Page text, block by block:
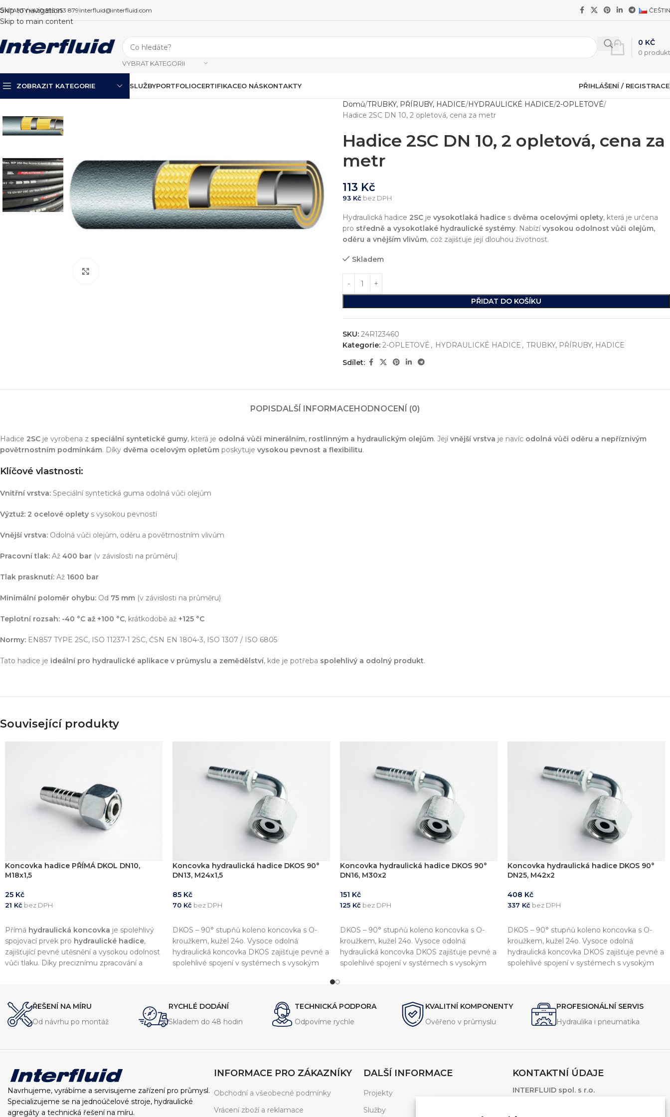
Skip to navigation
Skip to main content
+420 595 953 879 interfluid@interfluid.com
VYBRAT KATEGORII
0
0 KČ
ZOBRAZIT KATEGORIE SLUŽBY
Specializujeme se na konstrukci zakázkových zařízení, která nejsou sériově vyráběna nikde na světě.
Technická dokumentace
Simulace chování zařízení
20+ let zkušeností v oboru
PORTFOLIOCERTIFIKACEO NÁSKONTAKTY PŘIHLÁŠENÍ / REGISTRACE
Domů TRUBKY, PŘÍRUBY, HADICE HYDRAULICKÉ HADICE 2-OPLETOVÉ
Hadice 2SC DN 10, 2 opletová, cena za metr
Hadice 2SC DN 10, 2 opletová, cena za
metr
113 Kč
93 Kč bez DPH
Hydraulická hadice 2SC je vysokotlaká hadice s dvěma ocelovými oplety, která je určena
pro středně a vysokotlaké hydraulické systémy. Nabízívysokou odolnost vůči olejům,
oděru a vnějším vlivům, což zajišťuje její dlouhou životnost.
Skladem
PŘIDAT DO KOŠÍKU
SKU: 24R123460
Kategorie: 2-OPLETOVÉ , HYDRAULICKÉ HADICE , TRUBKY, PŘÍRUBY, HADICE
Sdílet:
POPISDALŠÍ INFORMACEHODNOCENÍ (0)
Hadice 2SC je vyrobena z speciální syntetické gumy, která je odolná vůči minerálním, rostlinným a hydraulickým olejům. Jejívnější vrstva je navíc odolná vůči oděru a nepříznivým
povětrnostním podmínkám. Díky dvěma ocelovým opletům poskytuje vysokou pevnost a flexibilitu.
Klíčové vlastnosti:
Vnitřní vrstva: Speciální syntetická guma odolná vůči olejům
Výztuž: 2 ocelové oplety s vysokou pevností
Vnější vrstva: Odolná vůči olejům, oděru a povětrnostním vlivům
Pracovní tlak: Až 400 bar (v závislosti na průměru)
Tlak prasknutí: Až 1600 bar
Minimální poloměr ohybu: Od 75 mm (v závislosti na průměru)
Teplotní rozsah: -40 °C až +100 °C, krátkodobě až +125 °C
Normy: EN857 TYPE 2SC, ISO 11237-1 2SC, ČSN EN 1804-3, ISO 1307 / ISO 6805
Tato hadice je ideální pro hydraulické aplikace v průmyslu a zemědělství, kde je potřeba spolehlivý a odolný produkt.
Související produkty
Koncovka hadice PŘÍMÁ DKOL DN10,
M18x1,5
25 Kč
21 Kč bez DPH
Přímá hydraulická koncovka je spolehlivý
spojovací prvek pro hydraulické hadice,
zajišťující pevné utěsnění a vysokou odolnost
vůči tlaku. Díky preciznímu zpracování a
Koncovka hydraulická hadice DKOS 90°
DN13, M24x1,5
85 Kč
70 Kč bez DPH
DKOS – 90° stupňů koleno koncovka s O-
kroužkem, kužel 24o. Vysoce odolná
hydraulická koncovka DKOS zajišťuje pevné a
spolehlivé spojení v systémech s vysokým
Koncovka hydraulická hadice DKOS 90°
DN16, M30x2
151 Kč
125 Kč bez DPH
DKOS – 90° stupňů koleno koncovka s O-
kroužkem, kužel 24o. Vysoce odolná
hydraulická koncovka DKOS zajišťuje pevné a
spolehlivé spojení v systémech s vysokým
Koncovka hydraulická hadice DKOS 90°
DN25, M42x2
408 Kč
337 Kč bez DPH
DKOS – 90° stupňů koleno koncovka s O-
kroužkem, kužel 24o. Vysoce odolná
hydraulická koncovka DKOS zajišťuje pevné a
spolehlivé spojení v systémech s vysokým
ŘEŠENÍ NA MÍRU
Od návrhu po montáž
RYCHLÉ DODÁNÍ
Skladem do 48 hodin
TECHNICKÁ PODPORA
Odpovíme rychle
KVALITNÍ KOMPONENTY
Ověřeno v průmyslu
PROFESIONÁLNÍ SERVIS
Hydraulika i pneumatika
Navrhujeme, vyrábíme a servisujeme zařízení pro průmysl.
Specializujeme se na jednoúčelové stroje, hydraulické
agregáty a technická řešení na míru.
INFORMACE PRO ZÁKAZNÍKY
Obchodní a všeobecné podmínky
Vrácení zboží a reklamace
DALŠÍ INFORMACE
Projekty
Služby
KONTAKTNÍ ÚDAJE
INTERFLUID spol. s r.o.